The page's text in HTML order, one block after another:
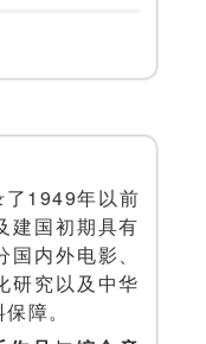
了1949年以前
建国初期具有
内外电影、
研究以及中华
障。